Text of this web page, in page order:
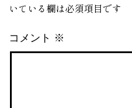
いている欄は必須項目です
コメント ※